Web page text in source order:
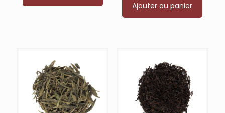
Ajouter au panier